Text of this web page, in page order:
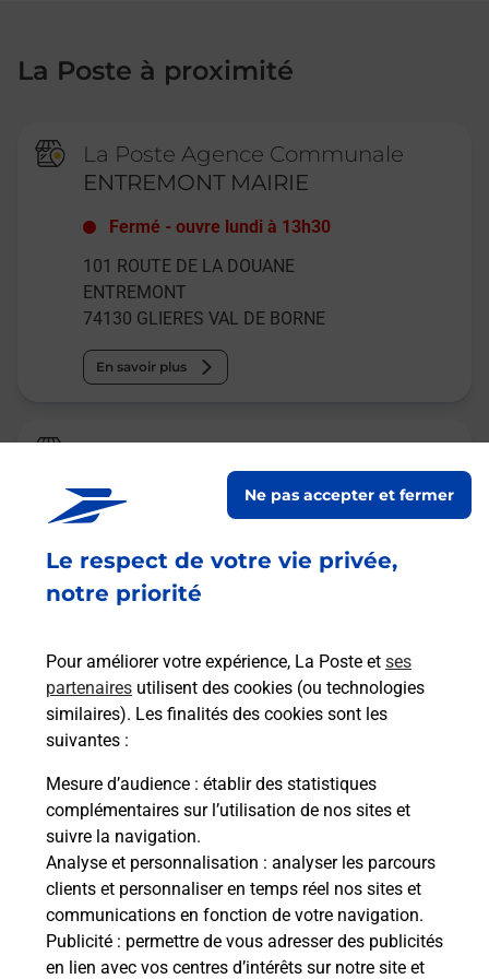
Le respect de votre vie privée,
notre priorité
Pour améliorer votre expérience, La Poste et ses
partenaires utilisent des cookies (ou technologies
similaires). Les finalités des cookies sont les
suivantes :
Mesure d’audience : établir des statistiques
complémentaires sur l’utilisation de nos sites et
suivre la navigation.
Analyse et personnalisation : analyser les parcours
clients et personnaliser en temps réel nos sites et
communications en fonction de votre navigation.
Publicité : permettre de vous adresser des publicités
en lien avec vos centres d’intérêts sur notre site et
Ne pas accepter et fermer
La Poste à proximité
La Poste Agence Communale
ENTREMONT MAIRIE
Fermé -ouvre lundi à 13h30
101 ROUTE DE LA DOUANE
ENTREMONT
74130 GLIERES VAL DE BORNE
En savoir plus
La Poste
SAINT PIERRE EN FAUCIGNY
ouvre samedi à 09h00
60 PLACE DES PLEIADES
74800 ST PIERRE EN FAUCIGNY
Malin !
La Poste
en ligne
Ouvert 24h/24
En savoir plus